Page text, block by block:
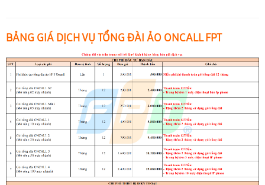
BẢNG GIÁ DỊCH VỤ TỔNG ĐÀI ẢO ONCALL FPT